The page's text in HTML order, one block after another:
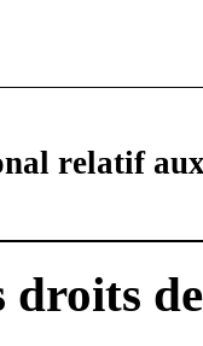
relatif
droits